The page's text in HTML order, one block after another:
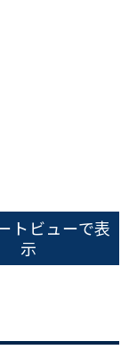
トビューで表
示